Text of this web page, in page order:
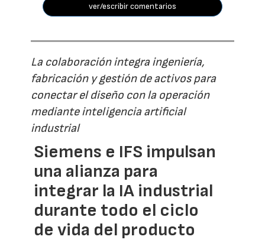
ver/escribir comentarios
La colaboración integra ingeniería,
fabricación y gestión de activos para
conectar el diseño con la operación
mediante inteligencia artificial
industrial
Siemens e IFS impulsan
una alianza para
integrar la IA industrial
durante todo el ciclo
de vida del producto